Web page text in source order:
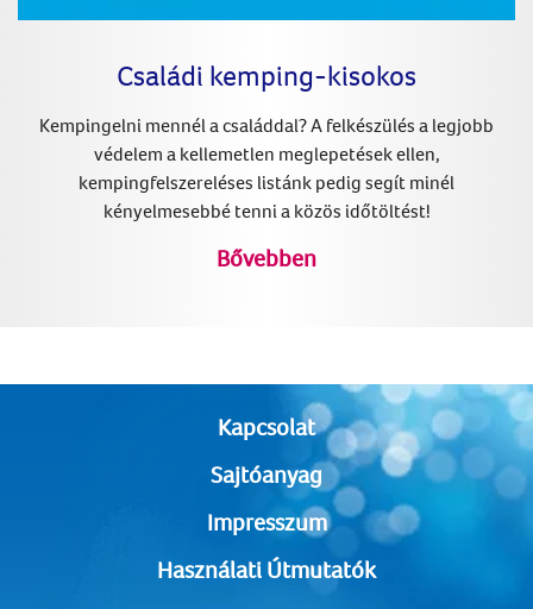
Családi kemping-kisokos
Kempingelni mennél a családdal? A felkészülés a legjobb
védelem a kellemetlen meglepetések ellen,
kempingfelszereléses listánk pedig segít minél
kényelmesebbé tenni a közös időtöltést!
Bővebben
Kapcsolat
Sajtóanyag
Impresszum
Használati Útmutatók